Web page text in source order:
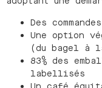
Des
Une option
(du bagel à
83% des
labellisés